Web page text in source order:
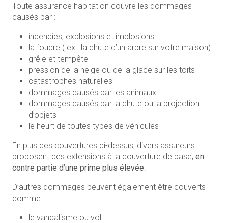
Toute assurance habitation couvre les dommages
causés par :
incendies, explosions et implosions
la foudre ( ex : la chute d’un arbre sur votre maison)
grêle et tempête
pression de la neige ou de la glace sur les toits
catastrophes naturelles
dommages causés par les animaux
dommages causés par la chute ou la projection
d’objets
le heurt de toutes types de véhicules
En plus des couvertures ci-dessus, divers assureurs
proposent des extensions à la couverture de base, en
contre partie d’une prime plus élevée.
D’autres dommages peuvent également être couverts
comme :
le vandalisme ou vol